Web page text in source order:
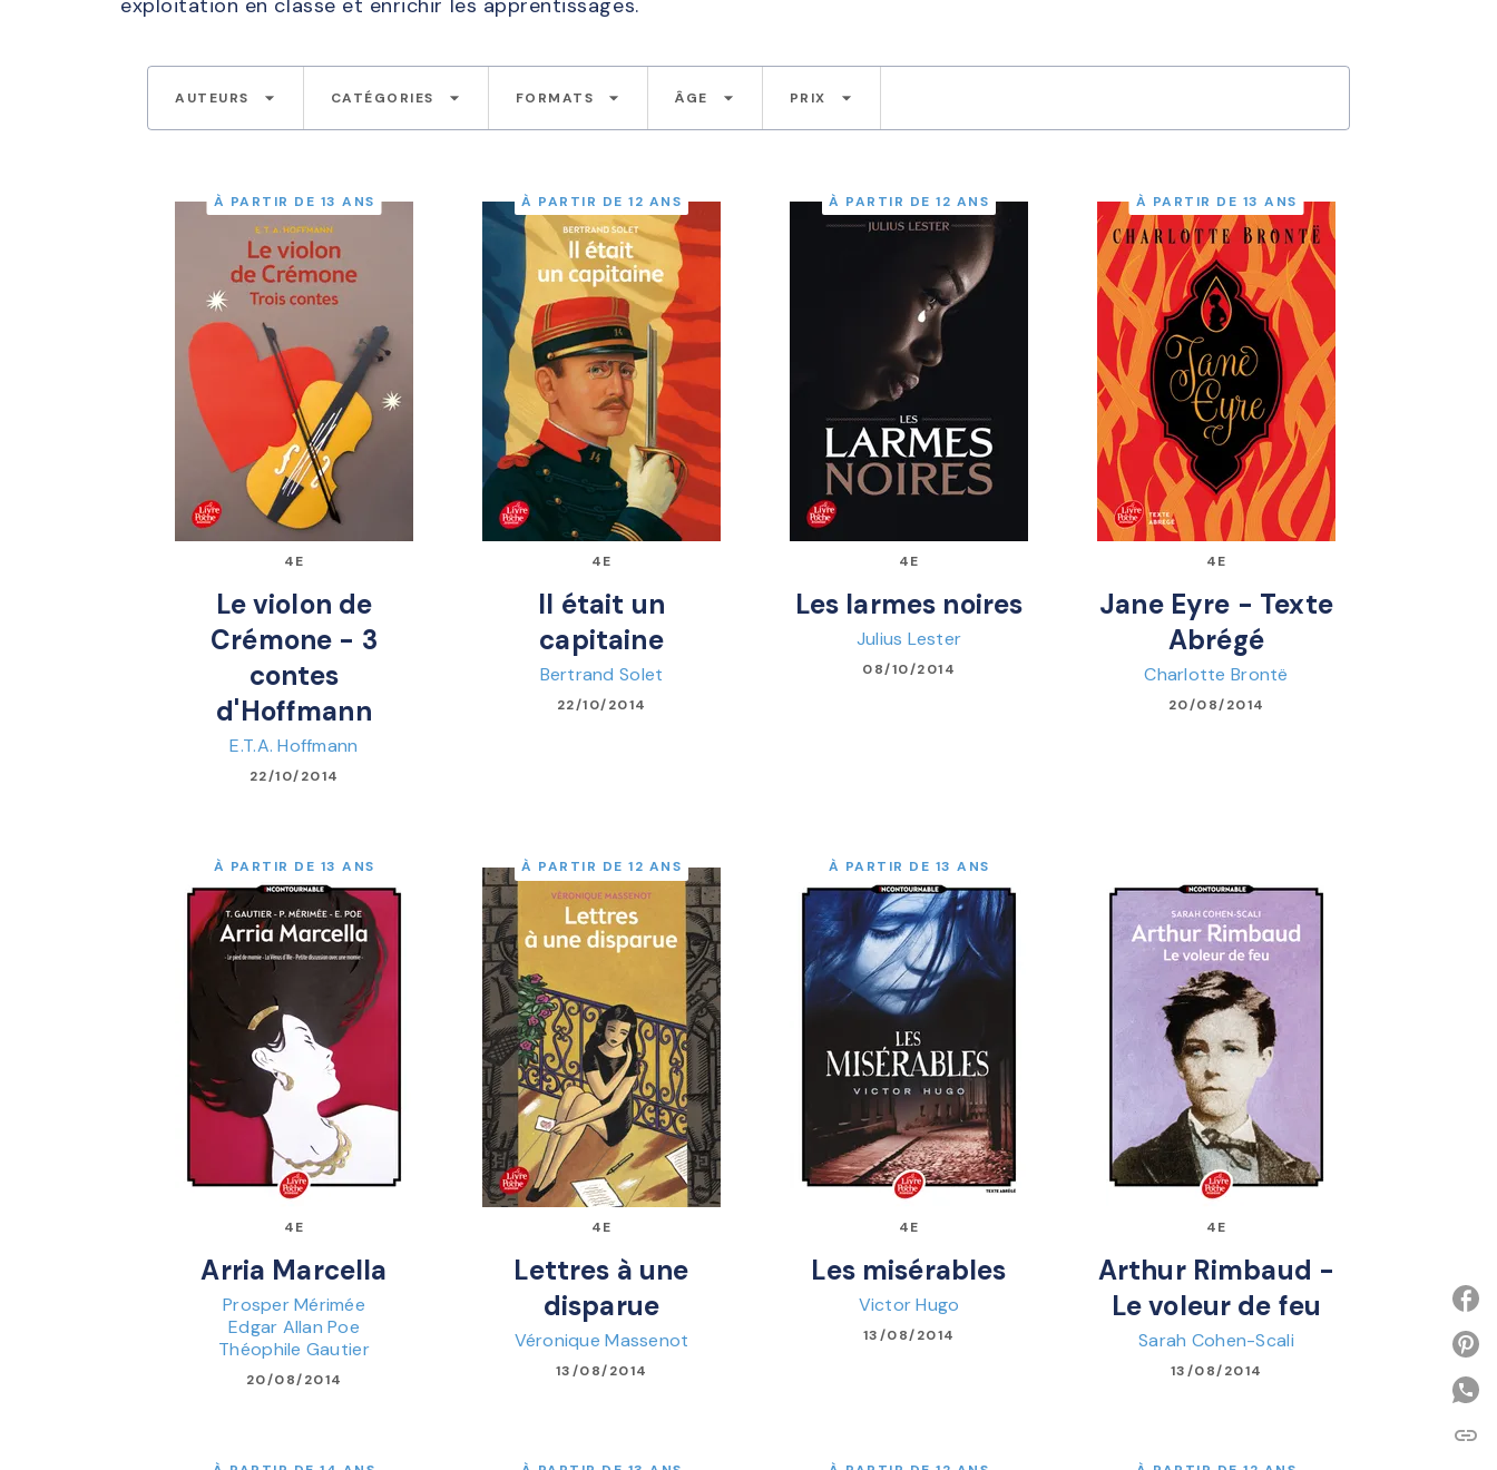
exploitation en classe et enrichir les apprentissages.
AUTEURS arrow_drop_down CATÉGORIES arrow_drop_down FORMATS arrow_drop_down ÂGE arrow_drop_down PRIX arrow_drop_down
À PARTIR DE 13 ANS
4E
Le violon de
Crémone - 3
contes
d'Hoffmann
E.T.A. Hoffmann
22/10/2014
À PARTIR DE 12 ANS
4E
Il était un
capitaine
Bertrand Solet
22/10/2014
À PARTIR DE 12 ANS
4E
Les larmes noires
Julius Lester
08/10/2014
À PARTIR DE 13 ANS
4E
Jane Eyre - Texte
Abrégé
Charlotte Brontë
20/08/2014
À PARTIR DE 13 ANS
4E
Arria Marcella
Prosper Mérimée
Edgar Allan Poe
Théophile Gautier
20/08/2014
À PARTIR DE 12 ANS
4E
Lettres à une
disparue
Véronique Massenot
13/08/2014
À PARTIR DE 13 ANS
4E
Les misérables
Victor Hugo
13/08/2014
4E
Arthur Rimbaud -
Le voleur de feu
Sarah Cohen-Scali
13/08/2014
link